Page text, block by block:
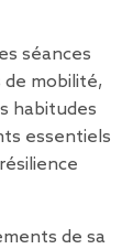
les séances
de mobilité,
habitudes
essentiels
de sa